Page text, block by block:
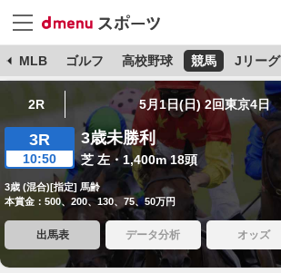
MLB ゴルフ 高校野球 競馬 Jリーグ
2R 5月1日(日) 2回東京4日
3R
10:50
3歳未勝利
芝 左・1,400m 18頭
3歳 (混合)[指定] 馬齢
本賞金：500、200、130、75、50万円
出馬表 データ分析 オッズ